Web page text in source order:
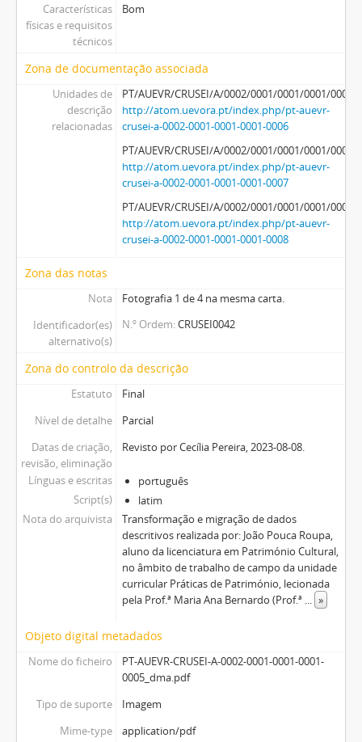
Características
físicas e requisitos
técnicos
Bom
Zona de documentação associada
Unidades de
descrição
relacionadas
PT/AUEVR/CRUSEI/A/0002/0001/0001/0001/0006
http://atom.uevora.pt/index.php/pt-auevr-
crusei-a-0002-0001-0001-0001-0006
PT/AUEVR/CRUSEI/A/0002/0001/0001/0001/0007
http://atom.uevora.pt/index.php/pt-auevr-
crusei-a-0002-0001-0001-0001-0007
PT/AUEVR/CRUSEI/A/0002/0001/0001/0001/0008
http://atom.uevora.pt/index.php/pt-auevr-
crusei-a-0002-0001-0001-0001-0008
Zona das notas
Nota
Fotografia 1 de 4 na mesma carta.
Identificador(es)
alternativo(s)
N.º Ordem CRUSEI0042
Zona do controlo da descrição
Estatuto
Final
Nível de detalhe
Parcial
Datas de criação,
revisão, eliminação
Revisto por Cecília Pereira, 2023-08-08.
Línguas e escritas
português
Script(s)
latim
Nota do arquivista
Transformação e migração de dados
descritivos realizada por: João Pouca Roupa,
aluno da licenciatura em Património Cultural,
no âmbito de trabalho de campo da unidade
curricular Práticas de Património, lecionada
pela Prof.ª Maria Ana Bernardo (Prof.ª ... »
Objeto digital metadados
Nome do ficheiro
PT-AUEVR-CRUSEI-A-0002-0001-0001-0001-
0005_dma.pdf
Tipo de suporte
Imagem
Mime-type
application/pdf